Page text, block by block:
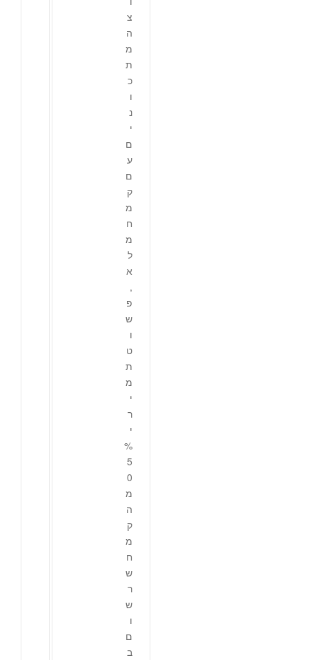
צ
ה
מ
ת
כ
ו
נ
י
ם
ע
ם
ק
מ
ח
מ
ל
א
,
פ
ש
ו
ט
ת
מ
י
ר
י
%
5
0
מ
ה
ק
מ
ח
ש
ר
ש
ו
ם
ב